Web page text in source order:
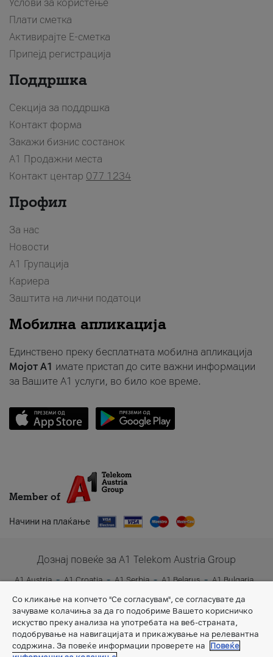
Услови за користење
Плати сметка
Активирајте Е-сметка
Припејд регистрација
Поддршка
Секција за поддршка
Контакт форма
Закажи бизнис состанок
A1 Продажни места
Контакт центар 077 1234
Профил
За нас
Новости
А1 Групација
Кариера
Заштита на лични податоци
Мобилна апликација
Единствено преку бесплатната мобилна апликација
Мојот A1 имате пристап до сите важни информации
за Вашите A1 услуги, во било кое време.
Member of
Начини на плаќање
Дознај повеќе за A1 Telekom Austria Group
A1 Austria A1 Croatia A1 Serbia A1 Belarus
A1 Bulgaria
Со кликање на копчето "Се согласувам", се согласувате да
зачуваме колачиња за да го подобриме Вашето корисничко
искуство преку анализа на употребата на веб-страната,
подобрување на навигацијата и прикажување на релевантна
содржина. За повеќе информации проверете на
Повеќе